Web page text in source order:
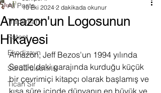
All Posts
Trademark
Patent
Ekodizayn
Sürdürülebilirlik
Ticari Sır
Amazon'un Logosunun
Hikayesi
10 Eki 2024 2 dakikada okunur
Amazon, Jeff Bezos'un 1994 yılında
Seattle'daki garajında kurduğu küçük
bir çevrimiçi kitapçı olarak başlamış ve
kısa süre içinde dünyanın en büyük ve